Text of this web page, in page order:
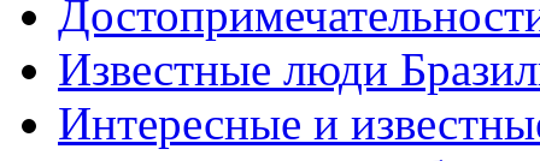
Известные люди
Интересные и